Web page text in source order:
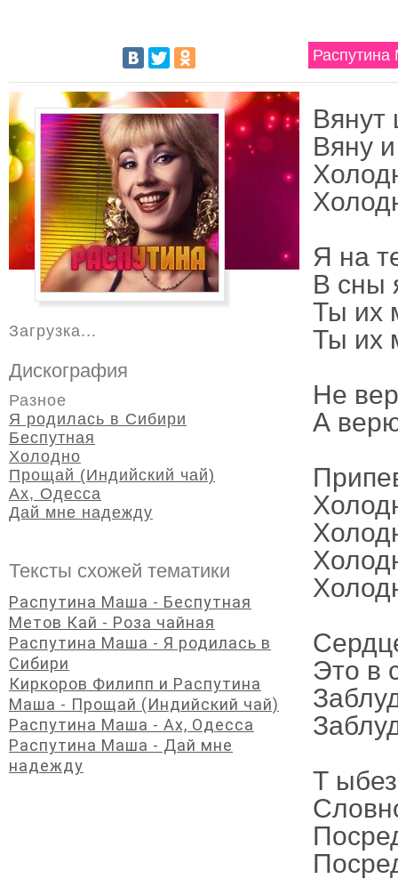
Вянут
Вяну
Я на
В сны
Ты их
Ты их
Не
А
Это в
Т
Загрузка...
Дискография
Разное
Я родилась в Сибири
Беспутная
Холодно
Прощай (Индийский чай)
Ах, Одесса
Дай мне надежду
Тексты схожей тематики
Распутина Маша - Беспутная
Метов Кай - Роза чайная
Распутина Маша - Я родилась в
Сибири
Киркоров Филипп и Распутина
Маша - Прощай (Индийский чай)
Распутина Маша - Ах, Одесса
Распутина Маша - Дай мне
надежду